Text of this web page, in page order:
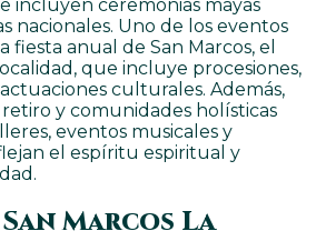
incluyen ceremonias mayas
nacionales. Uno de los eventos
fiesta anual de San Marcos, el
que incluye procesiones,
culturales. Además,
y comunidades holísticas
eventos musicales y
el espíritu espiritual y
Marcos La